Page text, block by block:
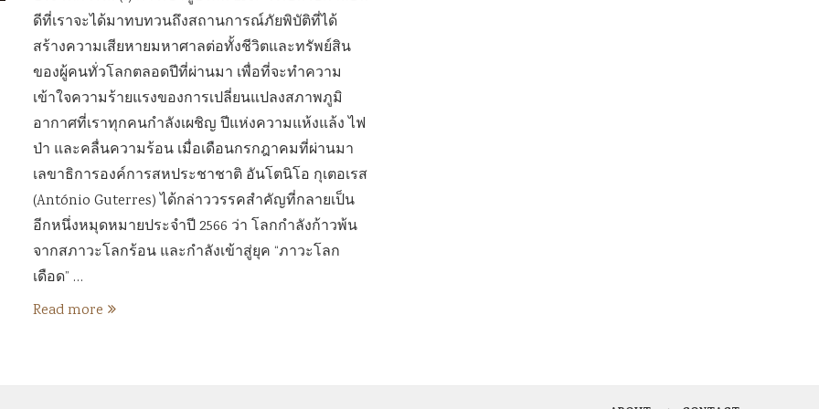
ดีที่เราจะได้มาทบทวนถึงสถานการณ์ภัยพิบัติที่ได้
สร้างความเสียหายมหาศาลต่อทั้งชีวิตและทรัพย์สิน
ของผู้คนทั่วโลกตลอดปีที่ผ่านมา เพื่อที่จะทำความ
เข้าใจความร้ายแรงของการเปลี่ยนแปลงสภาพภูมิ
อากาศที่เราทุกคนกำลังเผชิญ ปีแห่งความแห้งแล้ง ไฟ
ป่า และคลื่นความร้อน เมื่อเดือนกรกฎาคมที่ผ่านมา
เลขาธิการองค์การสหประชาชาติ อันโตนิโอ กุเตอเรส
(António Guterres) ได้กล่าววรรคสำคัญที่กลายเป็น
อีกหนึ่งหมุดหมายประจำปี 2566 ว่า โลกกำลังก้าวพ้น
จากสภาวะโลกร้อน และกำลังเข้าสู่ยุค “ภาวะโลก
เดือด” …
Read more